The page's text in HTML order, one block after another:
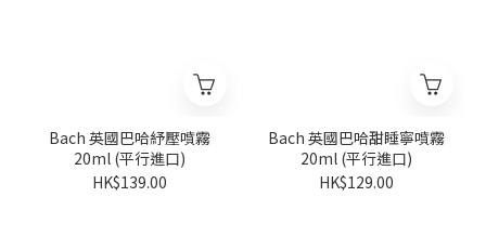
Bach 英國巴哈紓壓噴霧
20ml (平行進口)
HK$139.00
Bach 英國巴哈甜睡寧噴霧
20ml (平行進口)
HK$129.00